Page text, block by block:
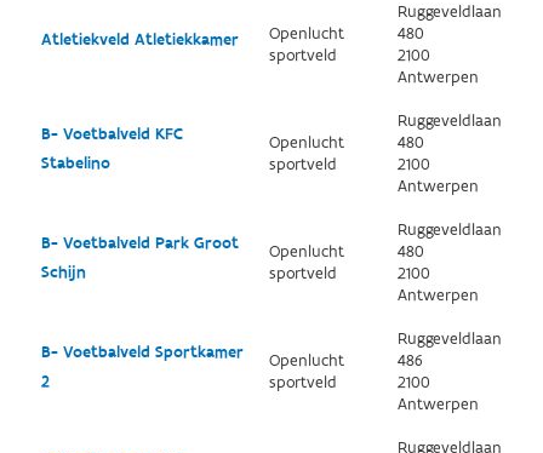
Atletiekveld Atletiekkamer
Openlucht
sportveld
Ruggeveldlaan
480
2100
Antwerpen
B- Voetbalveld KFC
Stabelino
Openlucht
sportveld
Ruggeveldlaan
480
2100
Antwerpen
B- Voetbalveld Park Groot
Schijn
Openlucht
sportveld
Ruggeveldlaan
480
2100
Antwerpen
B- Voetbalveld Sportkamer
2
Openlucht
sportveld
Ruggeveldlaan
486
2100
Antwerpen
Ruggeveldlaan